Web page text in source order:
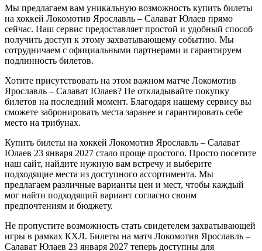
Мы предлагаем вам уникальную возможность купить билеты
на хоккей Локомотив Ярославль – Салават Юлаев прямо
сейчас. Наш сервис предоставляет простой и удобный способ
получить доступ к этому захватывающему событию. Мы
сотрудничаем с официальными партнерами и гарантируем
подлинность билетов.
Хотите присутствовать на этом важном матче Локомотив
Ярославль – Салават Юлаев? Не откладывайте покупку
билетов на последний момент. Благодаря нашему сервису вы
сможете забронировать места заранее и гарантировать себе
место на трибунах.
Купить билеты на хоккей Локомотив Ярославль – Салават
Юлаев 23 января 2027 стало проще простого. Просто посетите
наш сайт, найдите нужную вам встречу и выберите
подходящие места из доступного ассортимента. Мы
предлагаем различные варианты цен и мест, чтобы каждый
мог найти подходящий вариант согласно своим
предпочтениям и бюджету.
Не пропустите возможность стать свидетелем захватывающей
игры в рамках КХЛ. Билеты на матч Локомотив Ярославль –
Салават Юлаев 23 января 2027 теперь доступны для